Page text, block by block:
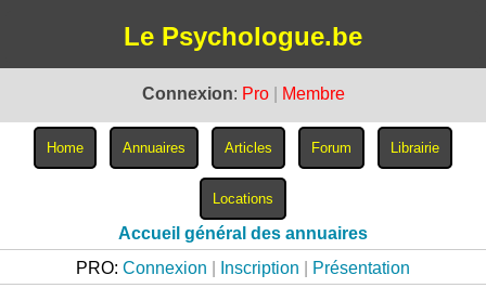
Le Psychologue.be
Connexion: Pro Membre
Accueil général des annuaires
PRO: Connexion Inscription Présentation